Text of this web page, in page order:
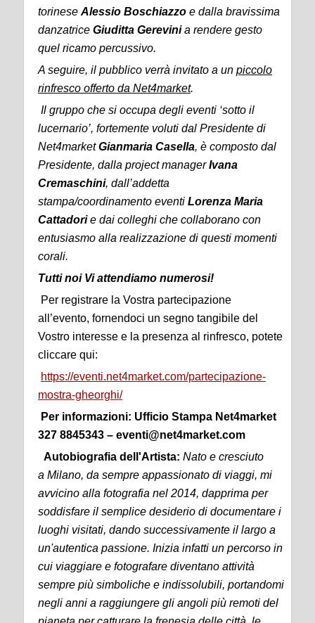
torinese Alessio Boschiazzo e dalla bravissima
danzatrice Giuditta Gerevinia rendere gesto
quel ricamo percussivo.
A seguire, il pubblico verrà invitato a un piccolo
rinfresco offerto da Net4market.
Il gruppo che si occupa degli eventi ‘sotto il
lucernario’, fortemente voluti dal Presidente di
Net4marketGianmaria Casella, è composto dal
Presidente, dalla project managerIvana
Cremaschini, dall’addetta
stampa/coordinamento eventi Lorenza Maria
Cattadorie dai colleghi che collaborano con
entusiasmo alla realizzazione di questi momenti
corali.
Tutti noi Vi attendiamo numerosi!
Per registrare la Vostra partecipazione
all’evento, fornendoci un segno tangibile del
Vostro interesse e la presenza al rinfresco, potete
cliccare qui:
https://eventi.net4market.com/partecipazione-
mostra-gheorghi/
Per informazioni: Ufficio Stampa Net4market
327 8845343 – eventi@net4market.com
Autobiografia dell'Artista: Nato e cresciuto
a Milano, da sempre appassionato di viaggi, mi
avvicino alla fotografia nel 2014, dapprima per
soddisfare il semplice desiderio di documentare i
luoghi visitati, dando successivamente il largo a
un'autentica passione. Inizia infatti un percorso in
cui viaggiare e fotografare diventano attività
sempre più simboliche e indissolubili, portandomi
negli anni a raggiungere gli angoli più remoti del